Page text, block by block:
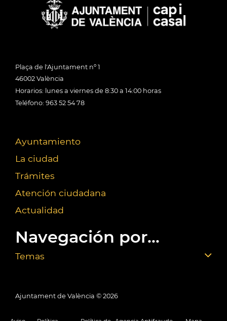
Plaça de l'Ajuntament nº 1
46002 València
Horarios: lunes a viernes de 8:30 a 14:00 horas
Teléfono: 963 52 54 78
Ayuntamiento
La ciudad
Trámites
Atención ciudadana
Actualidad
Navegación por...
Temas
Ajuntament de València © 2026